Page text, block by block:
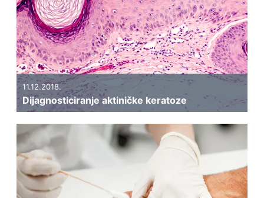
11.12.2018.
Dijagnosticiranje aktiničke keratoze